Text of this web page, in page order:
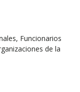
Funcionarios
de la